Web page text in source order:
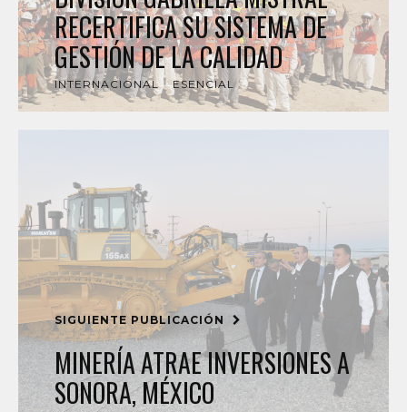
RECERTIFICA SU SISTEMA DE
GESTIÓN DE LA CALIDAD
INTERNACIONAL ESENCIAL
SIGUIENTE PUBLICACIÓN
MINERÍA ATRAE INVERSIONES A
SONORA, MÉXICO